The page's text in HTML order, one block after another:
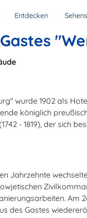
Entdecken
wurde 1902 als
königlich
- 1819), der sich
Jahrzehnte
Am
des Gastes